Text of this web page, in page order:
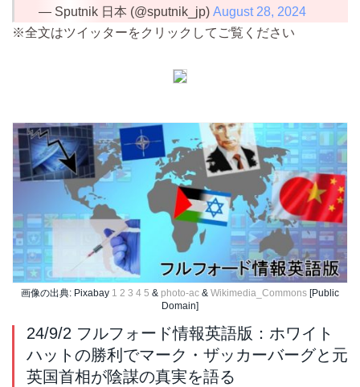
— Sputnik 日本 (@sputnik_jp) August 28, 2024
※全文はツイッターをクリックしてご覧ください
画像の出典: Pixabay 1 2 3 4 5 & photo-ac & Wikimedia_Commons [Public
Domain]
24/9/2 フルフォード情報英語版：ホワイト
ハットの勝利でマーク・ザッカーバーグと元
英国首相が陰謀の真実を語る